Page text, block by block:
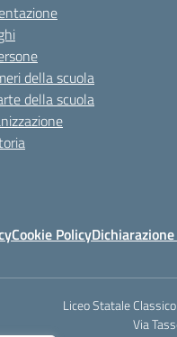
della scuola
della scuola
Cookie Policy
Liceo Statale
Via